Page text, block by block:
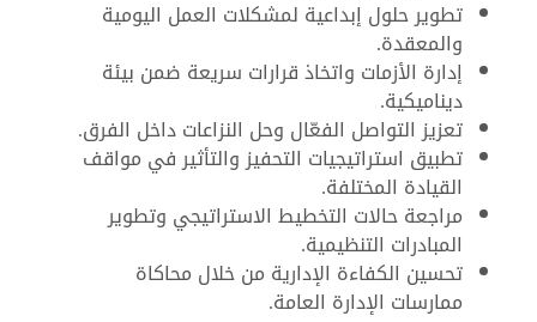
تطوير حلول إبداعية لمشكلات العمل اليومية
والمعقدة.
إدارة الأزمات واتخاذ قرارات سريعة ضمن بيئة
ديناميكية.
تعزيز التواصل الفعّال وحل النزاعات داخل الفرق.
تطبيق استراتيجيات التحفيز والتأثير في مواقف
القيادة المختلفة.
مراجعة حالات التخطيط الاستراتيجي وتطوير
المبادرات التنظيمية.
تحسين الكفاءة الإدارية من خلال محاكاة
ممارسات الإدارة العامة.